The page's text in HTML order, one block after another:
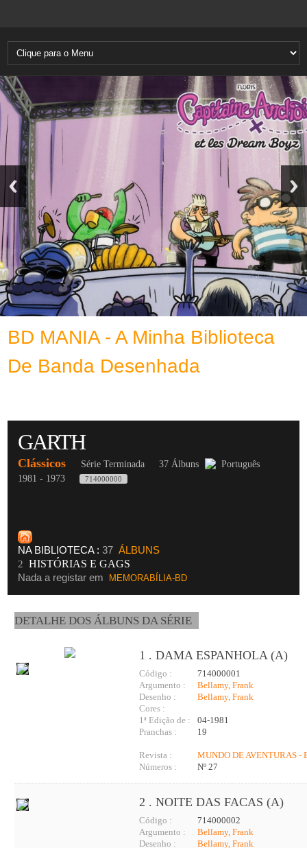
BD MANIA - A Minha Biblioteca
De Banda Desenhada
GARTH
Clássicos Série Terminada 37 Álbuns
Português
1981 - 1973
714000000
NA BIBLIOTECA :37 ÁLBUNS
2 HISTÓRIAS E GAGS
Nada a registar em
MEMORABÍLIA-BD
DETALHE DOS ÁLBUNS DA SÉRIE
1 . DAMA ESPANHOLA (A)
Código :
714000001
Argumento :
Bellamy, Frank
Desenho :
Bellamy, Frank
Cores :
1ª Edição de :
04-1981
Pranchas :
19
Revista :
MUNDO DE AVENTURAS -
Números :
Nº 27
2 . NOITE DAS FACAS (A)
Código :
714000002
Argumento :
Bellamy, Frank
Desenho :
Bellamy, Frank